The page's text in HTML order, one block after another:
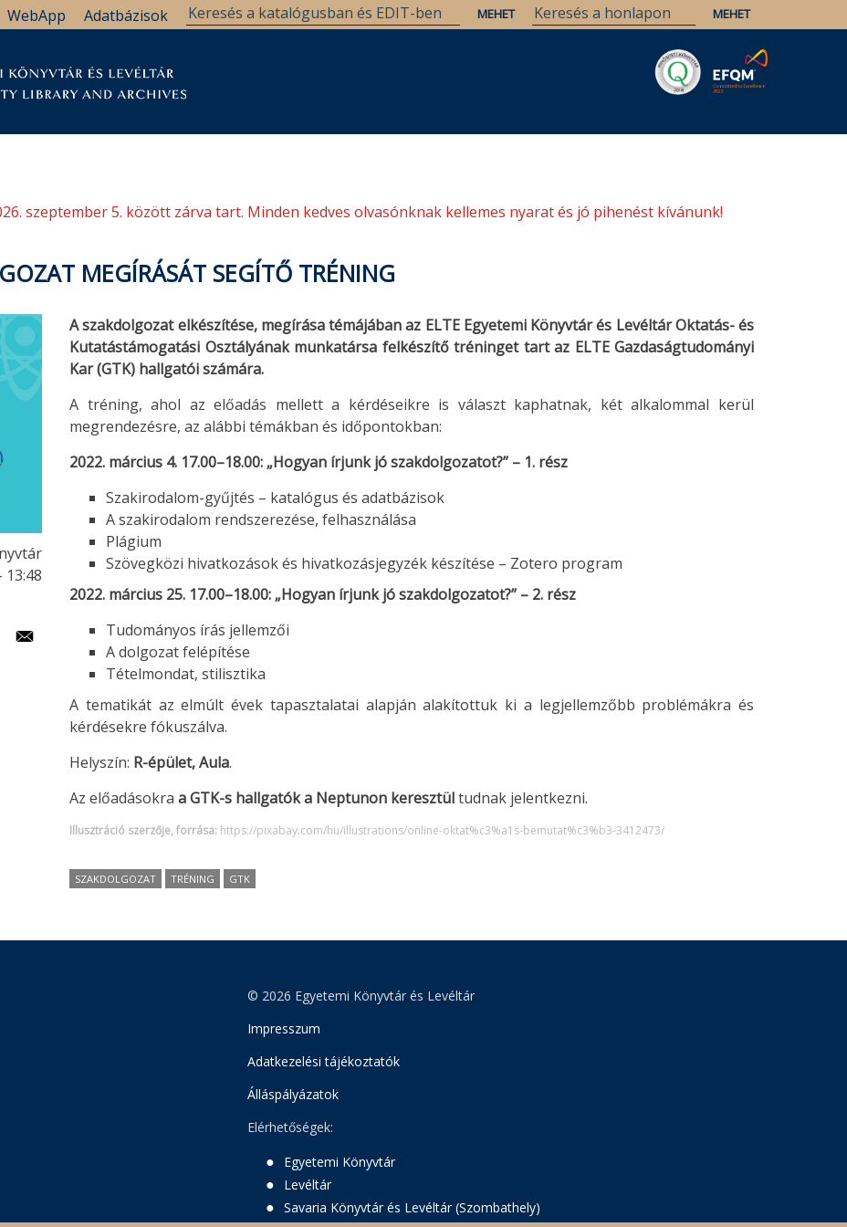
Adatbázisok
WebApp
szeptember 5. között zárva tart. Minden kedves olvasónknak kellemes nyarat és jó pihenést kívánunk!
MEGÍRÁSÁT SEGÍTŐ TRÉNING
A szakdolgozat elkészítése, megírása témájában az ELTE Egyetemi Könyvtár és Levéltár Oktatás- és
Kutatástámogatási Osztályának munkatársa felkészítő tréninget tart az ELTE Gazdaságtudományi
Kar (GTK) hallgatói számára.
A tréning, ahol az előadás mellett a kérdéseikre is választ kaphatnak, két alkalommal kerül
megrendezésre, az alábbi témákban és időpontokban:
2022. március 4. 17.00–18.00: „Hogyan írjunk jó szakdolgozatot?” – 1. rész
Szakirodalom-gyűjtés – katalógus és adatbázisok
A szakirodalom rendszerezése, felhasználása
Plágium
Szövegközi hivatkozások és hivatkozásjegyzék készítése – Zotero program
2022. március 25. 17.00–18.00: „Hogyan írjunk jó szakdolgozatot?” – 2. rész
Tudományos írás jellemzői
A dolgozat felépítése
Tételmondat, stilisztika
A tematikát az elmúlt évek tapasztalatai alapján alakítottuk ki a legjellemzőbb problémákra és
kérdésekre fókuszálva.
Helyszín: R-épület, Aula.
Az előadásokra a GTK-s hallgatók a Neptunon keresztültudnak jelentkezni.
Illusztráció szerzője, forrása: https://pixabay.com/hu/illustrations/online-oktat%c3%a1s-bemutat%c3%b3-3412473/
SZAKDOLGOZAT TRÉNING GTK
© 2026 Egyetemi Könyvtár és Levéltár
Impresszum
Adatkezelési tájékoztatók
Álláspályázatok
Elérhetőségek:
Egyetemi Könyvtár
Levéltár
Savaria Könyvtár és Levéltár (Szombathely)